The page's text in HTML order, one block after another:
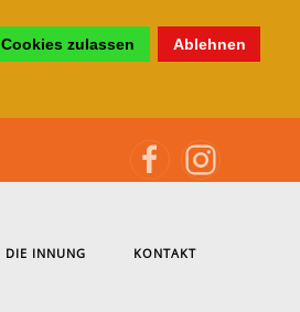
Cookies zulassen Ablehnen
DIE INNUNG KONTAKT